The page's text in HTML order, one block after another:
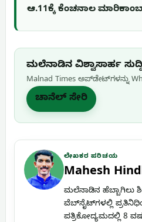
ಆ.11ಕ್ಕೆ ಕೆಂಚನಾಲ
ಮಲೆನಾಡಿನ ವಿಶ್ವಾಸಾರ್ಹ
Malnad Times ಅಪ್‌ಡೇಟ್‌ಗಳನ್ನು
ಚಾನೆಲ್ ಸೇರಿ
ಲೇಖಕರ ಪರಿಚಯ
Mahesh
ಮಲೆನಾಡಿನ ಹೆಬ್ಬಾಗಿಲು
ವೆಬ್‌ಸೈಟ್‌ಗಳಲ್ಲಿ
ಪತ್ರಿಕೋದ್ಯಮದಲ್ಲಿ 8